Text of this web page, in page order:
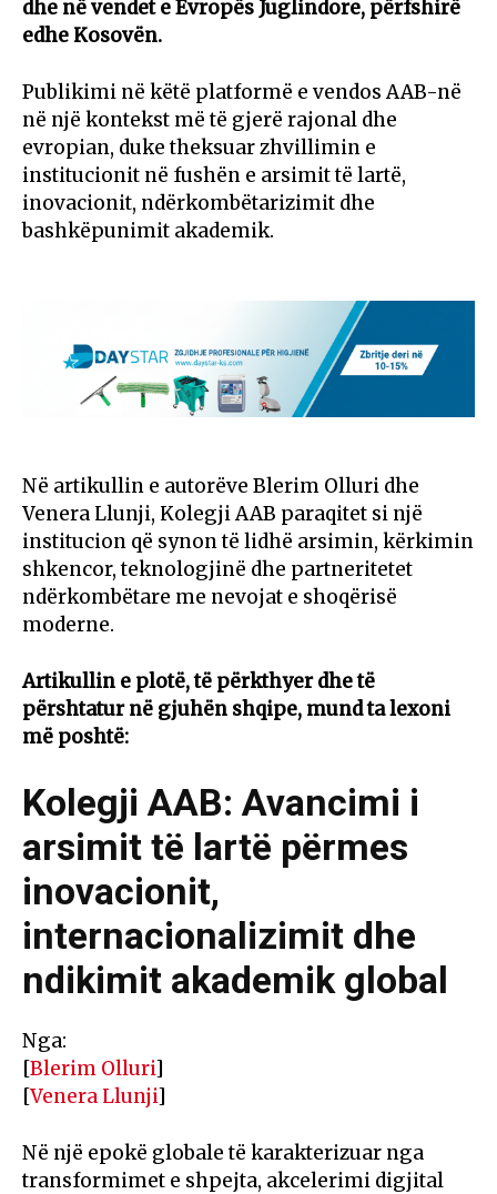
dhe në vendet e Evropës Juglindore, përfshirë
edhe Kosovën.
Publikimi në këtë platformë e vendos AAB-në
në një kontekst më të gjerë rajonal dhe
evropian, duke theksuar zhvillimin e
institucionit në fushën e arsimit të lartë,
inovacionit, ndërkombëtarizimit dhe
bashkëpunimit akademik.
Në artikullin e autorëve Blerim Olluri dhe
Venera Llunji, Kolegji AAB paraqitet si një
institucion që synon të lidhë arsimin, kërkimin
shkencor, teknologjinë dhe partneritetet
ndërkombëtare me nevojat e shoqërisë
moderne.
Artikullin e plotë, të përkthyer dhe të
përshtatur në gjuhën shqipe, mund ta lexoni
më poshtë:
Kolegji AAB: Avancimi i
arsimit të lartë përmes
inovacionit,
internacionalizimit dhe
ndikimit akademik global
Nga:
[Blerim Olluri]
[Venera Llunji]
Në një epokë globale të karakterizuar nga
transformimet e shpejta, akcelerimi digjital